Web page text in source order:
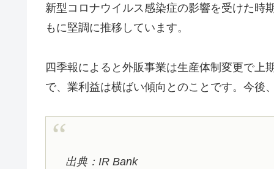
新型コロナウイルス感染症の影響を受けた時
もに堅調に推移しています。
四季報によると外販事業は生産体制変更で上
で、業利益は横ばい傾向とのことです。今後
出典：IR Bank